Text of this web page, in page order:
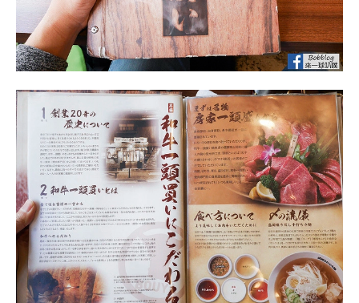
的價格提多更好品質的肉，以及更稀有的牛肉部位。